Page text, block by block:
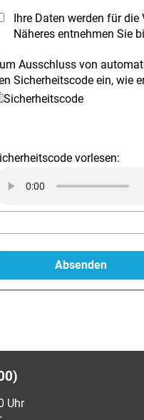
Ihre Daten werden für
Näheres entnehmen Sie
Ausschluss von
Sicherheitscode ein, wie
vorlesen:
Uhr